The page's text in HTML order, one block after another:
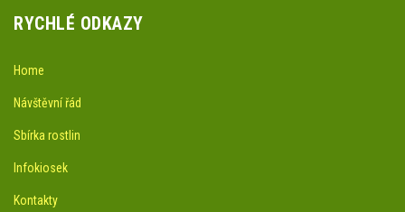
RYCHLÉ ODKAZY
Home
Návštěvní řád
Sbírka rostlin
Infokiosek
Kontakty